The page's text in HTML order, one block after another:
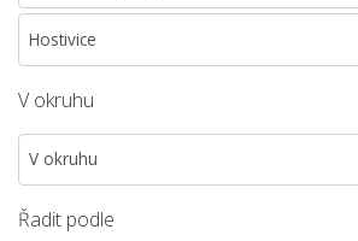
V okruhu
Řadit podle